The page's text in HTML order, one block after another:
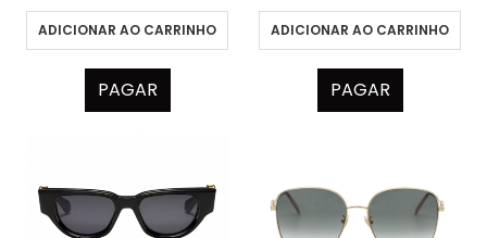
ADICIONAR AO CARRINHO
PAGAR
ADICIONAR AO CARRINHO
PAGAR